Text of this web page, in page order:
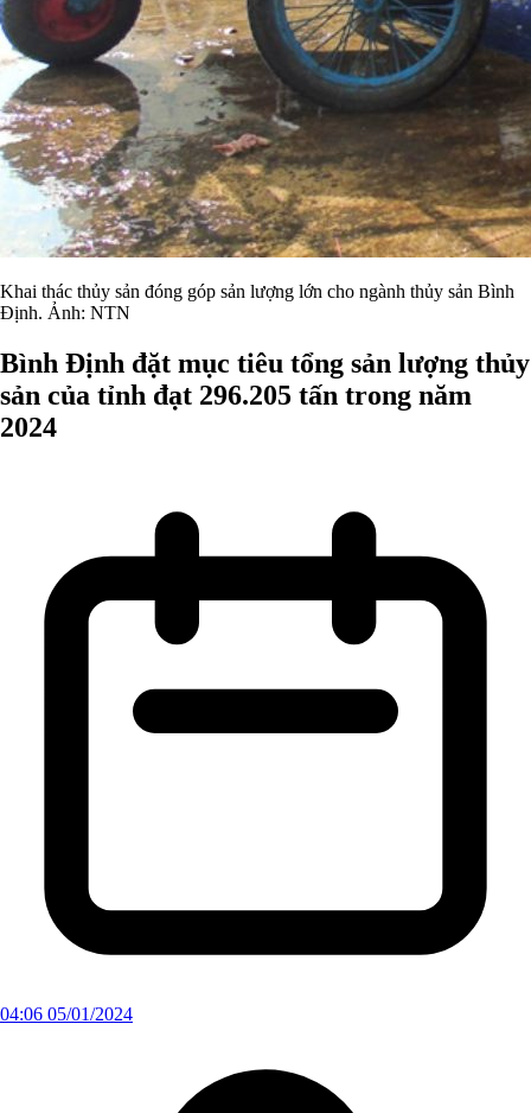
Khai thác thủy sản đóng góp sản lượng lớn cho ngành thủy sản Bình
Định. Ảnh: NTN
Bình Định đặt mục tiêu tổng sản lượng thủy
sản của tỉnh đạt 296.205 tấn trong năm
2024
04:06 05/01/2024